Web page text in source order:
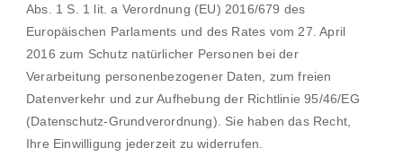
Abs. 1 S. 1 lit. a Verordnung (EU) 2016/679 des
Europäischen Parlaments und des Rates vom 27. April
2016 zum Schutz natürlicher Personen bei der
Verarbeitung personenbezogener Daten, zum freien
Datenverkehr und zur Aufhebung der Richtlinie 95/46/EG
(Datenschutz-Grundverordnung). Sie haben das Recht,
Ihre Einwilligung jederzeit zu widerrufen.